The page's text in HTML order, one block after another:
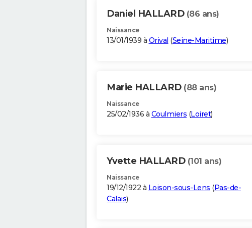
Daniel HALLARD (86 ans)
Naissance
13/01/1939 à Orival (Seine-Maritime)
Marie HALLARD (88 ans)
Naissance
25/02/1936 à Coulmiers (Loiret)
Yvette HALLARD (101 ans)
Naissance
19/12/1922 à Loison-sous-Lens (Pas-de-
Calais)